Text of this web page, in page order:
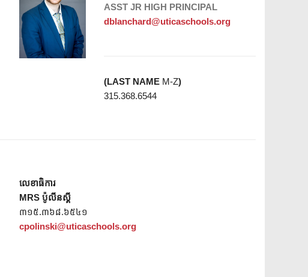
ASST JR HIGH PRINCIPAL
dblanchard@uticaschools.org
(LAST NAME M-Z)
315.368.6544
លេខាធិការ
MRS ប៉ូលីនស្គី
៣១៥.៣៦៨.៦៥៤១
cpolinski@uticaschools.org